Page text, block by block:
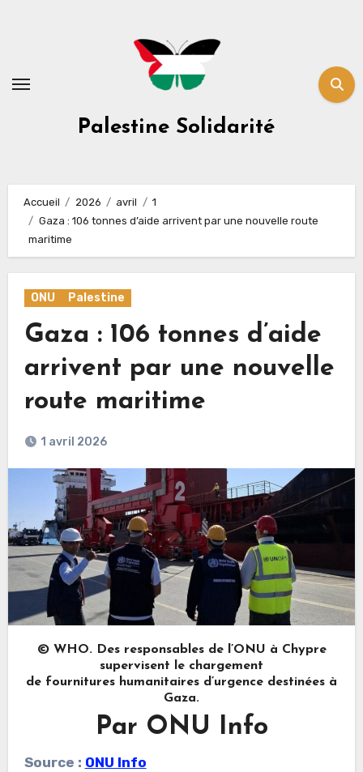
Palestine Solidarité
Accueil 2026 avril
1
Gaza : 106 tonnes d’aide arrivent par une nouvelle route
maritime
ONU Palestine
Gaza : 106 tonnes d’aide
arrivent par une nouvelle
route maritime
1 avril 2026
© WHO. Des responsables de l’ONU à Chypre
supervisent le chargement
de fournitures humanitaires d’urgence destinées à
Gaza.
Par ONU Info
Source : ONU Info